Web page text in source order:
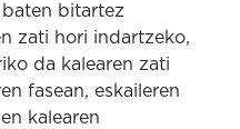
bitartez
zati hori indartzeko,
da kalearen zati
fasean, eskaileren
kalearen